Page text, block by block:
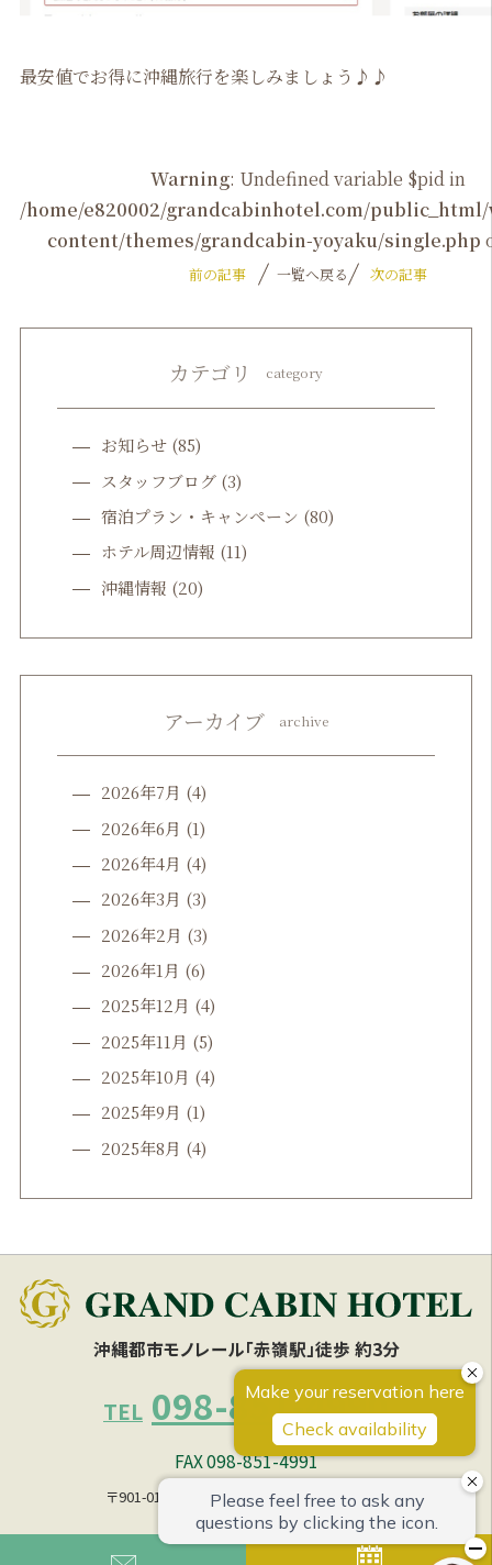
最安値でお得に沖縄旅行を楽しみましょう♪♪
Warning: Undefined variable $pid in
/home/e820002/grandcabinhotel.com/
content/themes/grandcabin-yoyaku/single.php
前の記事 一覧へ戻る 次の記事
カテゴリ category
お知らせ(85)
スタッフブログ(3)
宿泊プラン・キャンペーン (80)
ホテル周辺情報 (11)
沖縄情報 (20)
アーカイブ archive
2026年7月 (4)
2026年6月 (1)
2026年4月 (4)
2026年3月 (3)
2026年2月 (3)
2026年1月 (6)
2025年12月 (4)
2025年11月 (5)
2025年10月 (4)
2025年9月 (1)
2025年8月 (4)
沖縄都市モノレール「赤嶺駅」徒歩 約3分
TEL 098-851-4990
FAX 098-851-4991
〒901-0153 沖縄県那覇市宇栄原1丁目 27の1